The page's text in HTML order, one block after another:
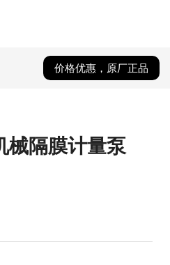
价格优惠，原厂正品
械隔膜计量泵